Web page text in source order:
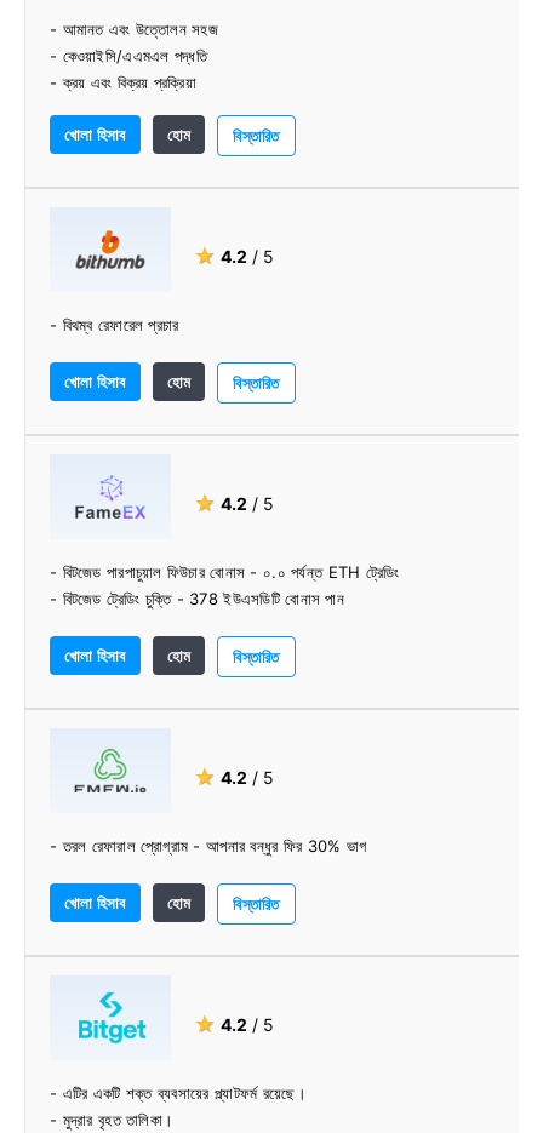
- আমানত এবং উত্তোলন সহজ
- কেওয়াইসি/এএমএল পদ্ধতি
- ক্রয় এবং বিক্রয় প্রক্রিয়া
খোলা হিসাব
হোম বিস্তারিত
★ 4.2 / 5
- বিথম্ব রেফারেল প্রচার
খোলা হিসাব হোম বিস্তারিত
★ 4.2 / 5
- বিটজেড পারপাচুয়াল ফিউচার বোনাস - ০.০ পর্যন্ত ETH ট্রেডিং
- বিটজেড ট্রেডিং চুক্তি - 378 ইউএসডিটি বোনাস পান
খোলা হিসাব হোম বিস্তারিত
★ 4.2 / 5
- তরল রেফারাল প্রোগ্রাম - আপনার বন্ধুর ফির 30% ভাগ
খোলা হিসাব হোম বিস্তারিত
★ 4.2 / 5
- এটির একটি শক্ত ব্যবসায়ের প্ল্যাটফর্ম রয়েছে।
- মুদ্রার বৃহত তালিকা।